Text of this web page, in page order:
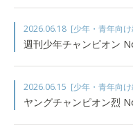
2026.06.18 [少年・青年向
週刊少年チャンピオン
2026.06.15 [少年・青年向
ヤングチャンピオン烈